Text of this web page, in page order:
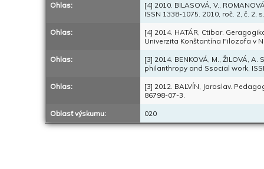
Ohlas:
[4] 2010. BILASOVÁ, V.,
ISSN 1338-1075. 2010, roč. 2, č. 2,
Ohlas:
[4] 2014. HATÁR, Ctibor.
Univerzita Konštantína Filozofa v
Ohlas:
[3] 2014. BENKOVÁ, M., ŽILOVÁ,
philanthropy and Ssocial work,
Ohlas:
[3] 2012. BALVÍN, Jaroslav.
86798-07-3.
Oblasť výskumu: 020